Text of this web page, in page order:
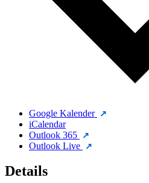
Google Kalender
iCalendar
Outlook 365
Outlook Live
Details